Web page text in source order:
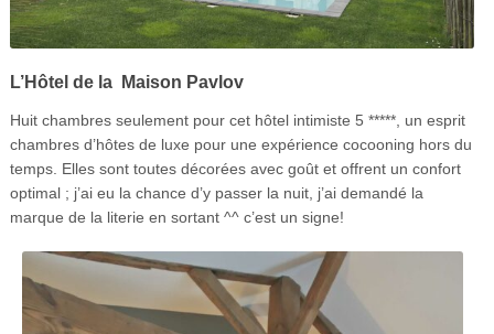
L’Hôtel de la Maison Pavlov
Huit chambres seulement pour cet hôtel intimiste 5 *****, un esprit
chambres d’hôtes de luxe pour une expérience cocooning hors du
temps. Elles sont toutes décorées avec goût et offrent un confort
optimal ; j’ai eu la chance d’y passer la nuit, j’ai demandé la
marque de la literie en sortant ^^ c’est un signe!